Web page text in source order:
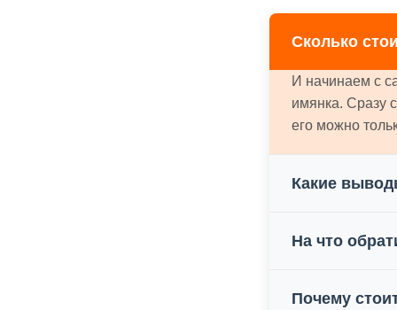
Сколько
И начинаем с
имянка. Сразу
его можно
Какие
На что
Почему